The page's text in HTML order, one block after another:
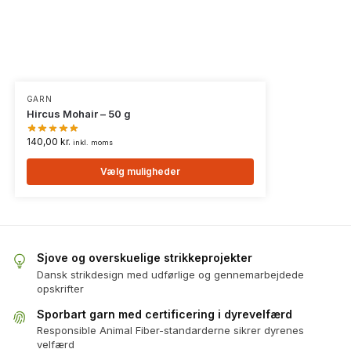
GARN
Hircus Mohair – 50 g
140,00 kr. inkl. moms
Vælg muligheder
Sjove og overskuelige strikkeprojekter
Dansk strikdesign med udførlige og gennemarbejdede
opskrifter
Sporbart garn med certificering i dyrevelfærd
Responsible Animal Fiber-standarderne sikrer dyrenes
velfærd